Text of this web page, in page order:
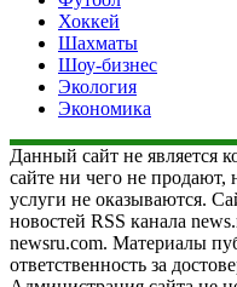
Хоккей
Шахматы
Шоу-бизнес
Экология
Экономика
Данный сайт не является
сайте ни чего не
услуги не оказываются.
новостей RSS канала
newsru.com. Материалы
ответственность за